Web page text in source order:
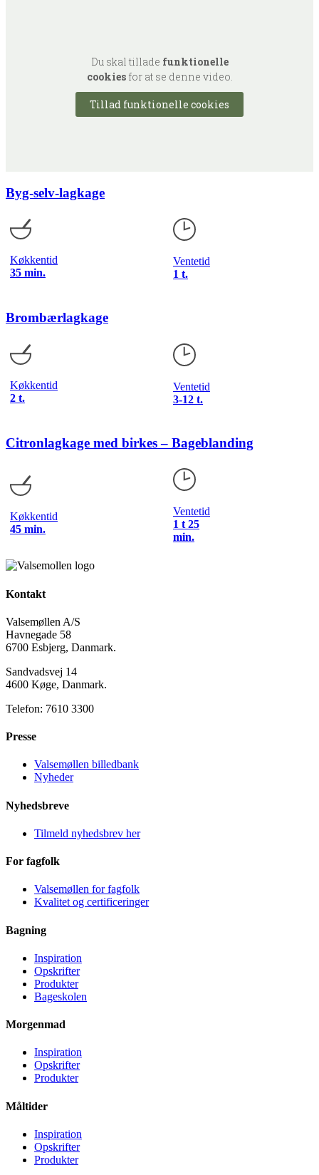
Du skal tillade funktionelle
cookiesfor at se denne video.
Tillad funktionelle cookies
Byg-selv-lagkage
Køkkentid
35 min.
Ventetid
1 t.
Brombærlagkage
Køkkentid
2 t.
Ventetid
3-12 t.
Citronlagkage med birkes – Bageblanding
Køkkentid
45 min.
Ventetid
1 t 25
min.
Kontakt
Valsemøllen A/S
Havnegade 58
6700 Esbjerg, Danmark.
Sandvadsvej 14
4600 Køge, Danmark.
Telefon: 7610 3300
Presse
Valsemøllen billedbank
Nyheder
Nyhedsbreve
Tilmeld nyhedsbrev her
For fagfolk
Valsemøllen for fagfolk
Kvalitet og certificeringer
Bagning
Inspiration
Opskrifter
Produkter
Bageskolen
Morgenmad
Inspiration
Opskrifter
Produkter
Måltider
Inspiration
Opskrifter
Produkter